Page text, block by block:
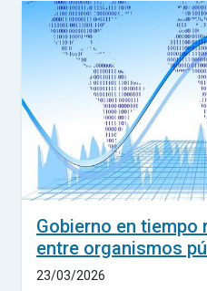
Gobierno en tiempo
entre organismos
23/03/2026